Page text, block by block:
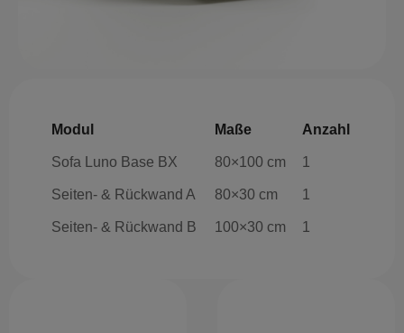
Modul Maße Anzahl
Sofa Luno Base BX 80×100 cm 1
Seiten- & Rückwand A 80×30 cm 1
Seiten- & Rückwand B 100×30 cm 1